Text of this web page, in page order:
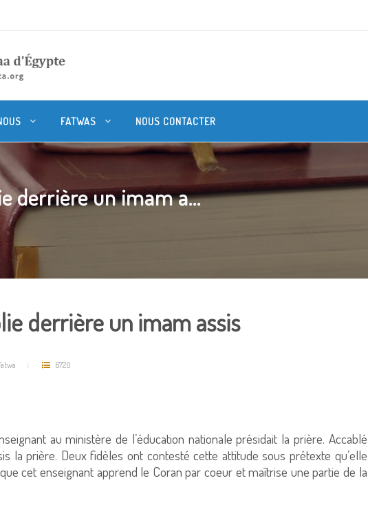
FATWAS NOUS CONTACTER
derrière un imam a...
derrière un imam assis
6720
au ministère de l’éducation nationale présidait la prière. Accablé
la prière. Deux fidèles ont contesté cette attitude sous prétexte qu’elle
cet enseignant apprend le Coran par coeur et maîtrise une partie de la